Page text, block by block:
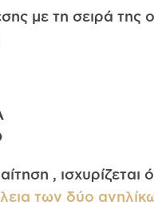
με τη σειρά της
, ισχυρίζεται
των δύο